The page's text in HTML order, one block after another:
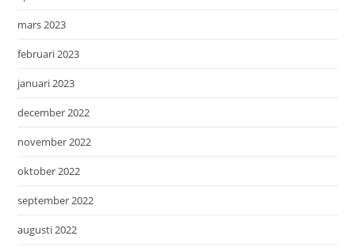
mars 2023
februari 2023
januari 2023
december 2022
november 2022
oktober 2022
september 2022
augusti 2022